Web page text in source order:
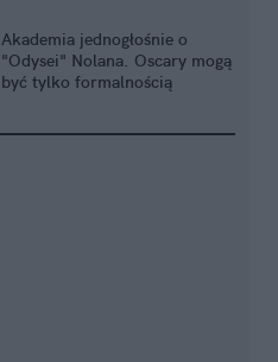
Akademia jednogłośnie o
"Odysei" Nolana. Oscary mogą
być tylko formalnością